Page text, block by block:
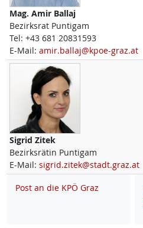
Mag. Amir Ballaj
Bezirksrat Puntigam
Tel: +43 681 20831593
E-Mail: amir.ballaj@kpoe-graz.at
Sigrid Zitek
Bezirksrätin Puntigam
E-Mail: sigrid.zitek@stadt.graz.at
Post an die KPÖ Graz